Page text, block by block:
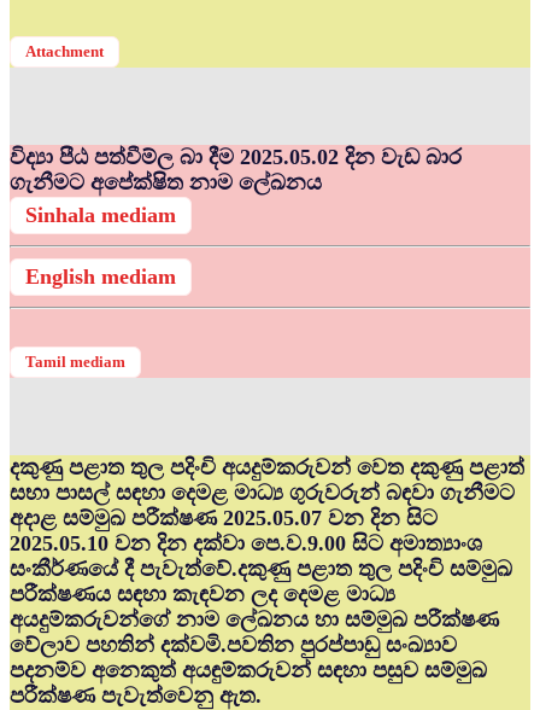
Attachment
විද්‍යා පීඨ පත්වීම්ල බා දීම 2025.05.02 දින වැඩ බාර
ගැනීමට අපේක්ෂිත නාම ලේඛනය
Sinhala mediam
English mediam
Tamil mediam
දකුණු පළාත තුල පදිංචි අයදුම්කරුවන් වෙත දකුණු පළාත්
සභා පාසල් සඳහා දෙමළ මාධ්‍ය ගුරුවරුන් බඳවා ගැනීමට
අදාළ සම්මුඛ පරීක්ෂණ 2025.05.07 වන දින සිට
2025.05.10 වන දින දක්වා පෙ.ව.9.00 සිට අමාත්‍යාංශ
සංකීර්ණයේ දී පැවැත්වේ.දකුණු පළාත තුල පදිංචි සම්මුඛ
පරීක්ෂණය සඳහා කැඳවන ලද දෙමළ මාධ්‍ය
අයදුම්කරුවන්ගේ නාම ලේඛනය හා සම්මුඛ පරීක්ෂණ
වේලාව පහතින් දක්වමි.පවතින පුරප්පාඩු සංඛ්‍යාව
පදනම්ව අනෙකුත් අයඳුම්කරුවන් සඳහා පසුව සම්මුඛ
පරීක්ෂණ පැවැත්වෙනු ඇත.